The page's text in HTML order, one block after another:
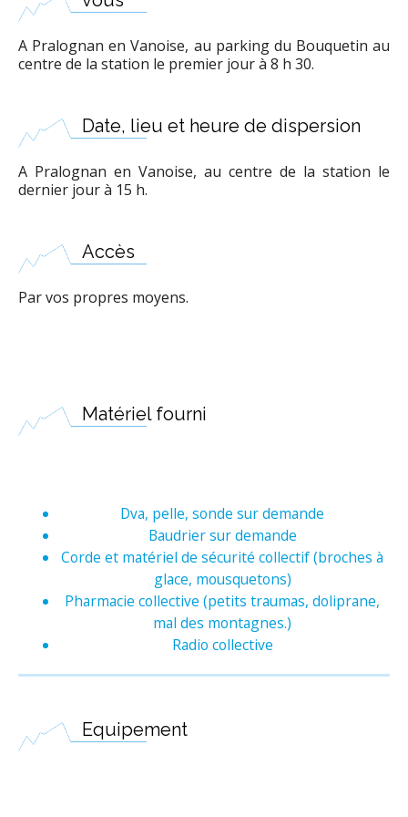
A Pralognan en Vanoise, au parking du Bouquetin au
centre de la station le premier jour à 8 h 30.
Date, lieu et heure de dispersion
A Pralognan en Vanoise, au centre de la station le
dernier jour à 15 h.
Accès
Par vos propres moyens.
Matériel fourni
Dva, pelle, sonde sur demande
Baudrier sur demande
Corde et matériel de sécurité collectif (broches à
glace, mousquetons)
Pharmacie collective (petits traumas, doliprane,
mal des montagnes.)
Radio collective
Equipement